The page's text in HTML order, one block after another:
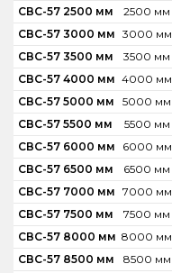
СВС-57 2500 мм
2500 мм
СВС-57 3000 мм 3000 мм
СВС-57 3500 мм
3500 мм
СВС-57 4000 мм 4000 мм
СВС-57 5000 мм
5000 мм
СВС-57 5500 мм
5500 мм
СВС-57 6000 мм
6000 мм
СВС-57 6500 мм
6500 мм
СВС-57 7000 мм 7000 мм
СВС-57 7500 мм
7500 мм
СВС-57 8000 мм 8000 мм
СВС-57 8500 мм
8500 мм